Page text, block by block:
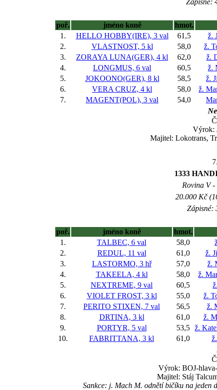
Zápisné:
poř. jméno koně
hmot.
1.
HELLO HOBBY(IRE), 3 val 61,5
ž.
2.
VLASTNOST, 5 kl 58,0
ž.
3.
ZORAYA LUNA(GER), 4 kl 62,0
ž.
4.
LONGMUS, 6 val 60,5
ž.
5.
JOKOONO(GER), 8 kl 58,5
ž.
6.
VERA CRUZ, 4 kl 58,0
ž.
7.
MAGENT(POL), 3 val 54,0
Výrok:
Majitel: Lokotrans,
1333
Rovina V
20.000 Kč
Zápisné:
poř. jméno koně
hmot.
1.
TALBEC, 6 val 58,0
2.
REDUL, 11 val 61,0
ž.
3.
LASTORMO, 3 hř 57,0
ž.
4.
TAKEELA, 4 kl 58,0
ž.
5.
NEXTREME, 9 val 60,5
6.
VIOLET FROST, 3 kl 55,0
ž.
7.
PERITO STIXEN, 7 val 56,5
ž.
8.
DRTINA, 3 kl 61,0
ž.
9.
PORTYR, 5 val 53,5 ž.
10.
FABRITTANA, 3 kl 61,0
Výrok: BOJ-
Majitel: Stáj
Sankce: j. Mach M. odnětí bičíku na jeden